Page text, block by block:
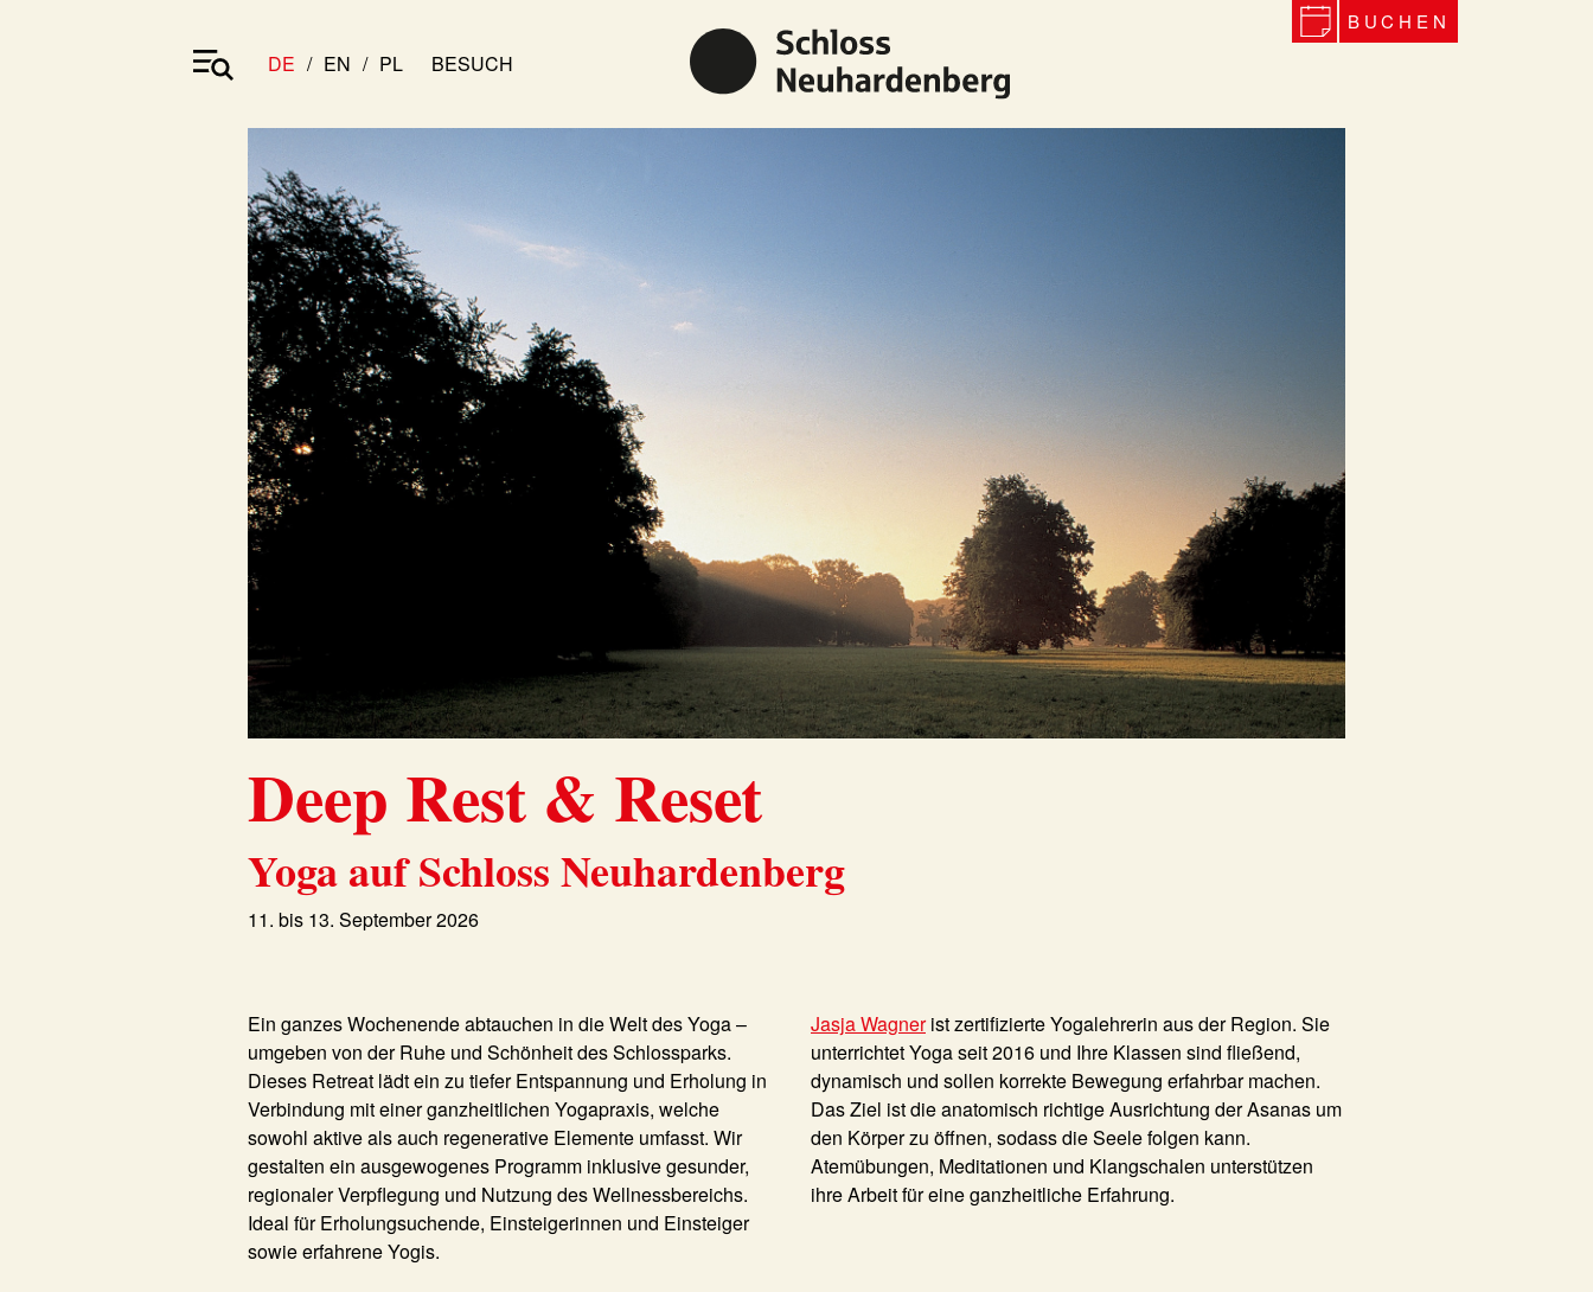
DE EN PL BESUCH
BUCHEN
Deep Rest & Reset
Yoga auf Schloss Neuhardenberg
11. bis 13. September 2026
Ein ganzes Wochenende abtauchen in die Welt des Yoga –
umgeben von der Ruhe und Schönheit des Schlossparks.
Dieses Retreat lädt ein zu tiefer Entspannung und Erholung in
Verbindung mit einer ganzheitlichen Yogapraxis, welche
sowohl aktive als auch regenerative Elemente umfasst. Wir
gestalten ein ausgewogenes Programm inklusive gesunder,
regionaler Verpflegung und Nutzung des Wellnessbereichs.
Ideal für Erholungsuchende, Einsteigerinnen und Einsteiger
sowie erfahrene Yogis.
Jasja Wagnerist zertifizierte Yogalehrerin aus der Region. Sie
unterrichtet Yoga seit 2016 und Ihre Klassen sind fließend,
dynamisch und sollen korrekte Bewegung erfahrbar machen.
Das Ziel ist die anatomisch richtige Ausrichtung der Asanas um
den Körper zu öffnen, sodass die Seele folgen kann.
Atemübungen, Meditationen und Klangschalen unterstützen
ihre Arbeit für eine ganzheitliche Erfahrung.